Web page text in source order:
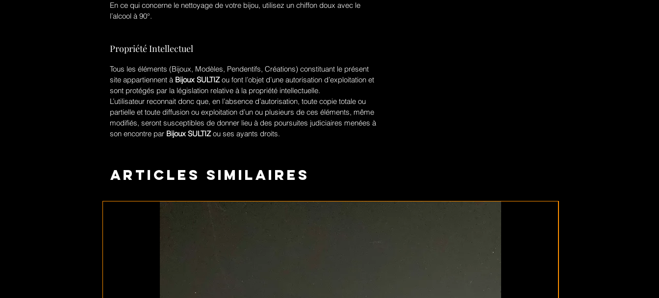
En ce qui concerne le nettoyage de votre bijou, utilisez un chiffon doux avec le
l’alcool à 90°.
Propriété Intellectuel
Tous les éléments (Bijoux, Modèles, Pendentifs, Créations) constituant le présent
site appartiennent à Bijoux SULTIZou font l’objet d’une autorisation d’exploitation et
sont protégés par la législation relative à la propriété intellectuelle.
L’utilisateur reconnait donc que, en l’absence d’autorisation, toute copie totale ou
partielle et toute diffusion ou exploitation d’un ou plusieurs de ces éléments, même
modifiés, seront susceptibles de donner lieu à des poursuites judiciaires menées à
son encontre par Bijoux SULTIZou ses ayants droits.
Articles similaires